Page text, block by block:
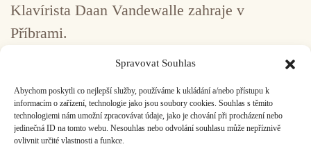
Spravovat Souhlas
Abychom poskytli co nejlepší služby, používáme k ukládání a/nebo přístupu k
informacím o zařízení, technologie jako jsou soubory cookies. Souhlas s těmito
technologiemi nám umožní zpracovávat údaje, jako je chování při procházení nebo
jedinečná ID na tomto webu. Nesouhlas nebo odvolání souhlasu může nepříznivě
ovlivnit určité vlastnosti a funkce.
Klavírista Daan Vandewalle zahraje v
Příbrami.
1 2 3 4 5 ... 517